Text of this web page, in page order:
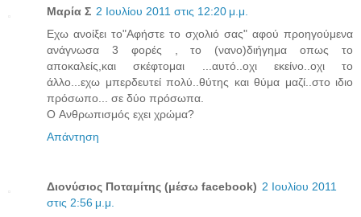
Μαρία Σ 2 Ιουλίου 2011 στις 12:20 μ.μ.
Εχω ανοίξει το"Αφήστε το σχολιό σας" αφού προηγούμενα
ανάγνωσα 3 φορές , το (νανο)διήγημα οπως το
αποκαλείς,και σκέφτομαι ...αυτό..οχι εκείνο..οχι το
άλλο...εχω μπερδευτεί πολύ..θύτης και θύμα μαζί..στο ιδιο
πρόσωπο... σε δύο πρόσωπα.
Ο Aνθρωπισμός εχει χρώμα?
Απάντηση
Διονύσιος Ποταμίτης (μέσω facebook) 2 Ιουλίου 2011
στις 2:56 μ.μ.